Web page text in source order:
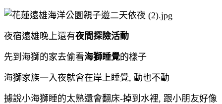
夜宿遠雄晚上還有夜間探險活動
先到海獅的家去偷看海獅睡覺的樣子
海獅家族一入夜就會在岸上睡覺, 動也不動
據說小海獅睡的太熟還會翻床-掉到水裡, 跟小朋友好像